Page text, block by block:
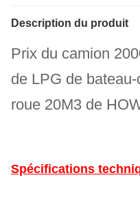
Description du produit
Prix ​​du camion
de LPG de
roue 20M3 de
Spécifications